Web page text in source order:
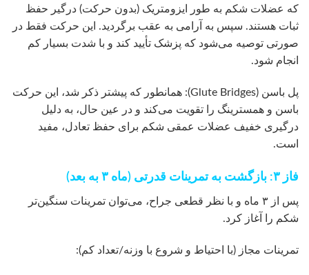
که عضلات شکم به طور ایزومتریک (بدون حرکت) درگیر حفظ
ثبات هستند. سپس به آرامی به عقب برگردید. این حرکت فقط در
صورتی توصیه می‌شود که پزشک تأیید کند و با شدت بسیار کم
انجام شود.
پل باسن (Glute Bridges): همانطور که پیشتر ذکر شد، این حرکت
باسن و همسترینگ را تقویت می‌کند و در عین حال، به دلیل
درگیری خفیف عضلات عمقی شکم برای حفظ تعادل، مفید
است.
فاز ۳: بازگشت به تمرینات قدرتی (ماه ۳ به بعد)
پس از ۳ ماه و با نظر قطعی جراح، می‌توان تمرینات سنگین‌تر
شکم را آغاز کرد.
تمرینات مجاز (با احتیاط و شروع با وزنه/تعداد کم):